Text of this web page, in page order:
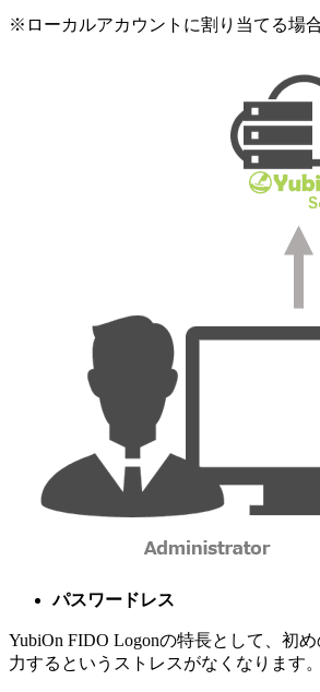
※ローカルアカウントに割り当てる場
パスワードレス
YubiOn FIDO Logonの特長として、初
力するというストレスがなくなります